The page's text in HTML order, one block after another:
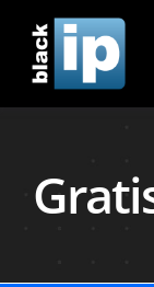
content
Office365